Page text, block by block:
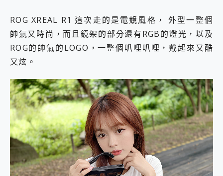
ROG XREAL R1 這次走的是電競風格， 外型一整個
帥氣又時尚，而且鏡架的部分還有RGB的燈光，以及
ROG的帥氣的LOGO，一整個叭哩叭哩，戴起來又酷
又炫。